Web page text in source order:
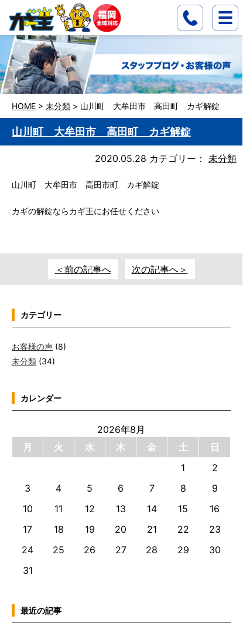
HOME > 未分類 > 山川町 大牟田市 高田町 カギ解錠
山川町 大牟田市 高田町 カギ解錠
2020.05.28 カテゴリー： 未分類
山川町 大牟田市 高田市町 カギ解錠
カギの解錠ならカギ王にお任せください
＜前の記事へ 次の記事へ＞
カテゴリー
お客様の声 (8)
未分類 (34)
カレンダー
2026年8月
月
火 水 木 金 土
日
1
2
3
4 5 6 7 8
9
10
11 12 13 14 15
16
17
18 19 20 21 22
23
24
25 26 27 28 29
30
31
最近の記事